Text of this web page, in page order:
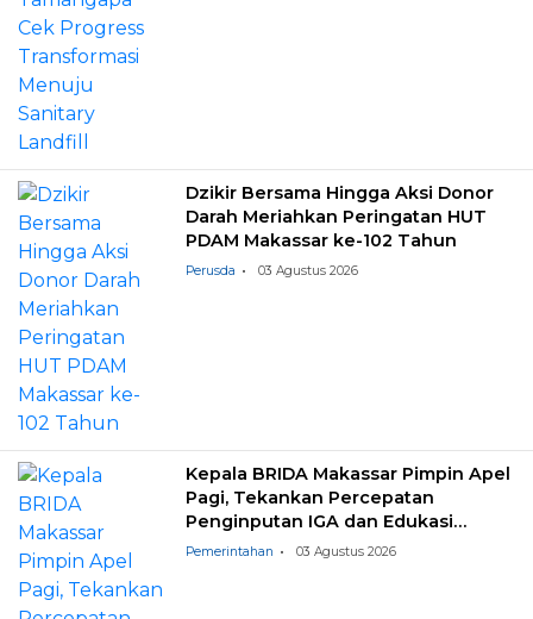
Dzikir Bersama Hingga Aksi Donor
Darah Meriahkan Peringatan HUT
PDAM Makassar ke-102 Tahun
Perusda 03 Agustus 2026
Kepala BRIDA Makassar Pimpin Apel
Pagi, Tekankan Percepatan
Penginputan IGA dan Edukasi
Pemilahan Sampah
Pemerintahan 03 Agustus 2026